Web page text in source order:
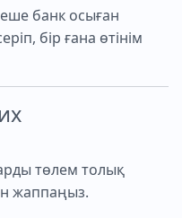
банк осыған
бір ғана өтінім
төлем толық
жаппаңыз.